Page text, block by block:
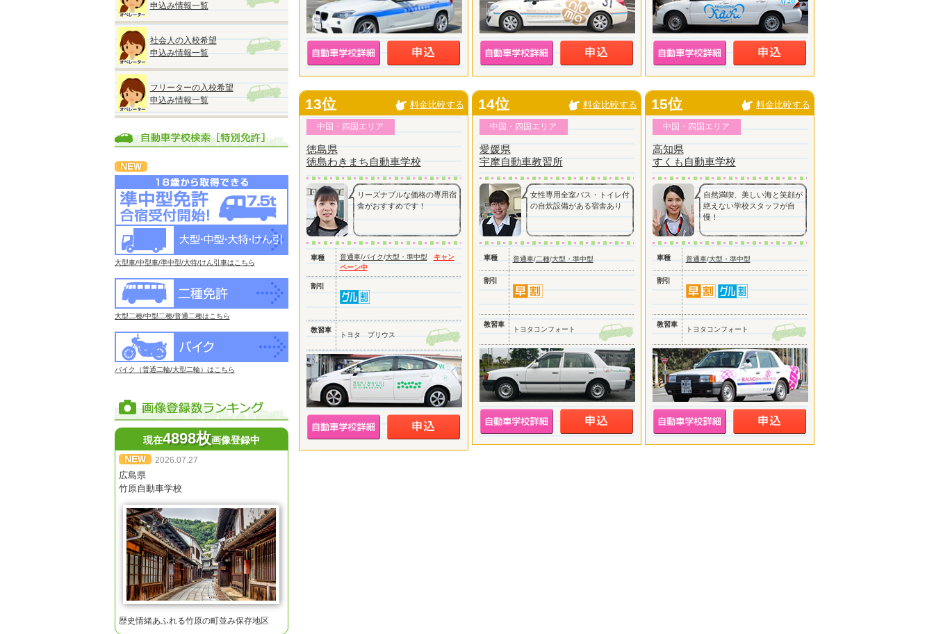
申込み情報一覧
社会人の入校希望
申込み情報一覧
フリーターの入校希望
申込み情報一覧
大型車/中型車/準中型/大特/けん引車はこちら
大型二種/中型二種/普通二種はこちら
バイク（普通二輪/大型二輪）はこちら
現在4898枚画像登録中
2026.07.27
広島県
竹原自動車学校
歴史情緒あふれる竹原の町並み保存地区
13位 料金比較する
中国・四国エリア
徳島県
徳島わきまち自動車学校
リーズナブルな価格の専用宿
舎がおすすめです！
車種 普通車/バイク/大型・準中型
キャン
ペーン中
割引
教習車
トヨタ プリウス
14位 料金比較する
中国・四国エリア
愛媛県
宇摩自動車教習所
女性専用全室バス・トイレ付
の自炊設備がある宿舎あり
車種 普通車/二種/大型・準中型
割引
教習車
トヨタコンフォート
15位 料金比較する
中国・四国エリア
高知県
すくも自動車学校
自然満喫、美しい海と笑顔が
絶えない学校スタッフが自
慢！
車種 普通車/大型・準中型
割引
教習車
トヨタコンフォート